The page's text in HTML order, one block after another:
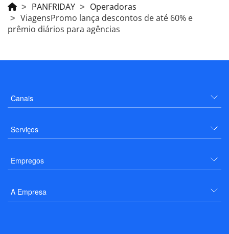
PANFRIDAY
Operadoras
ViagensPromo lança descontos de até 60% e
prêmio diários para agências
Canais
Serviços
Empregos
A Empresa